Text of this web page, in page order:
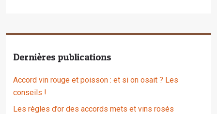
Dernières publications
Accord vin rouge et poisson : et si on osait ? Les
conseils !
Les règles d’or des accords mets et vins rosés